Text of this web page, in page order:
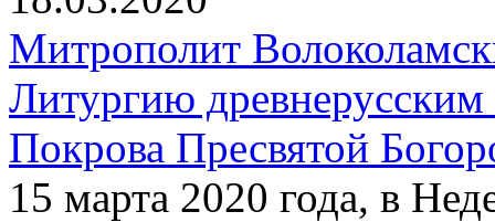
Митрополит
Литургию
Покрова Пресвятой
15 марта 2020 года, в